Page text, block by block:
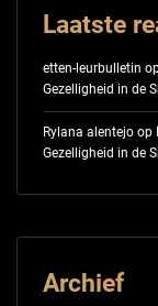
Laatste
etten-leurbulletin
Gezelligheid in de
Rylana alentejoop
Gezelligheid in de
Archief